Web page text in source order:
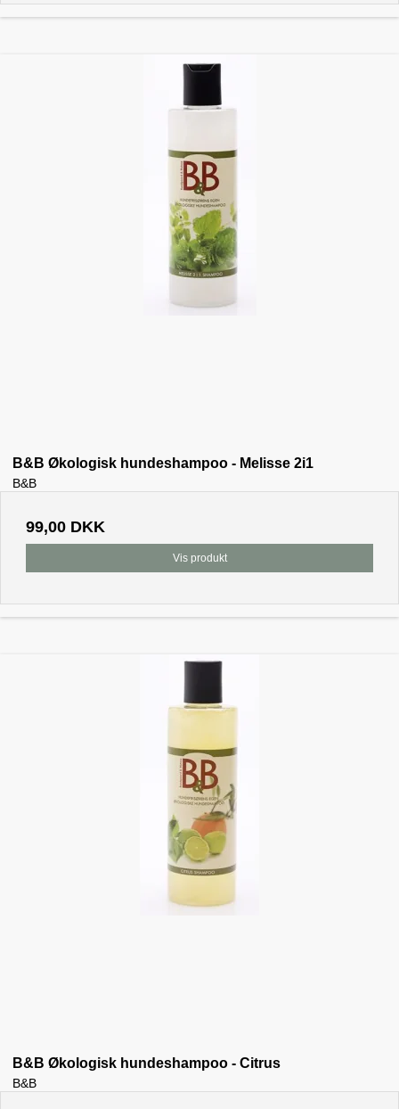
B&B Økologisk hundeshampoo - Melisse 2i1
B&B
99,00 DKK
Vis produkt
B&B Økologisk hundeshampoo - Citrus
B&B